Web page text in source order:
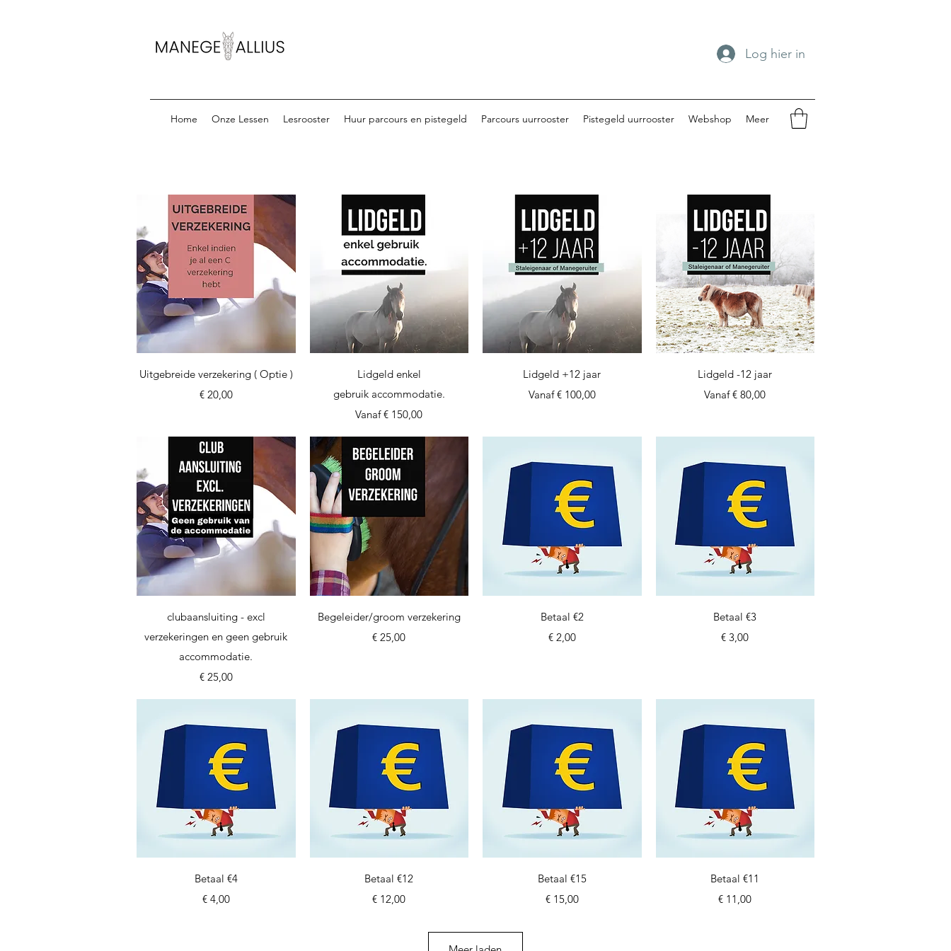
Log hier in
Home Onze Lessen Lesrooster Huur parcours en pistegeld Parcours uurrooster Pistegeld uurrooster Webshop Meer
Snel overzicht
Uitgebreide verzekering ( Optie )
Prijs
€ 20,00
Snel overzicht
Lidgeld enkel
gebruik accommodatie.
Vanaf€ 150,00
Verkoopprijs
Snel overzicht
Lidgeld +12 jaar
Vanaf€ 100,00
Verkoopprijs
Snel overzicht
Lidgeld -12 jaar
Vanaf€ 80,00
Verkoopprijs
Snel overzicht
clubaansluiting - excl
verzekeringen en geen gebruik
accommodatie.
Prijs
€ 25,00
Snel overzicht
Begeleider/groom verzekering
Prijs
€ 25,00
Snel overzicht
Betaal €2
Prijs
€ 2,00
Snel overzicht
Betaal €3
Prijs
€ 3,00
Snel overzicht
Betaal €4
Prijs
€ 4,00
Snel overzicht
Betaal €12
Prijs
€ 12,00
Snel overzicht
Betaal €15
Prijs
€ 15,00
Snel overzicht
Betaal €11
Prijs
€ 11,00